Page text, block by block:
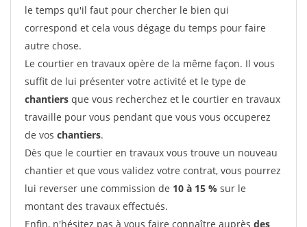
le temps qu'il faut pour chercher le bien qui
correspond et cela vous dégage du temps pour faire
autre chose.
Le courtier en travaux opère de la même façon. Il vous
suffit de lui présenter votre activité et le type de
chantiers que vous recherchez et le courtier en travaux
travaille pour vous pendant que vous vous occuperez
de vos chantiers.
Dès que le courtier en travaux vous trouve un nouveau
chantier et que vous validez votre contrat, vous pourrez
lui reverser une commission de 10 à 15 % sur le
montant des travaux effectués.
Enfin, n'hésitez pas à vous faire connaître auprès des